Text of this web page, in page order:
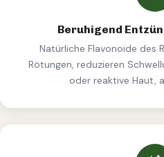
Beruhigend
Natürliche Flavonoide des
Rötungen, reduzieren
oder reaktive Haut,